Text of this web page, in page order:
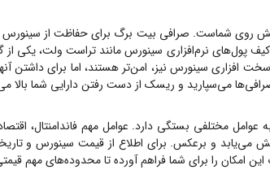
روی شماست. صرافی بیت برگ برای حفاظت از سینورس
کیف پول‌های نرم‌افزاری سینورسمانند تراست ولت، یکی از
افزاری سینورسنیز، امن‌تر هستند، اما برای داشتن
صرافی‌ها می‌سپارید و ریسک از دست رفتن دارایی شما بالا
عوامل مختلفی بستگی دارد. عوامل مهم فاندامنتال،
می‌یابد و برعکس. برای اطلاع از قیمت سینورسو
را برای شما فراهم آورده تا محدوده‌های مهم